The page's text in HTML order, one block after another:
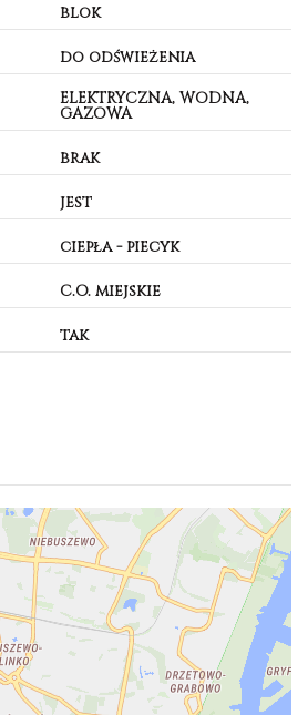
blok
do odświeżenia
ELEKTRYCZNA, WODNA,
GAZOWA
brak
jest
ciepła - piecyk
C.O. miejskie
tak